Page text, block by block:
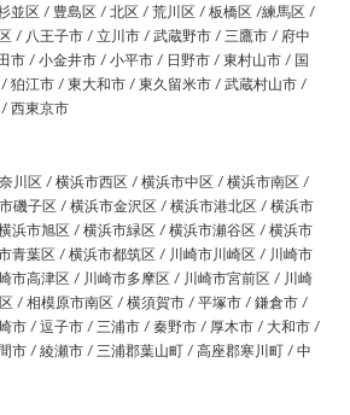
並区 / 豊島区 / 北区 / 荒川区 / 板橋区 /練馬区 /
/ 八王子市 / 立川市 / 武蔵野市 / 三鷹市 / 府中
市 / 小金井市 / 小平市 / 日野市 / 東村山市 / 国
狛江市 / 東大和市 / 東久留米市 / 武蔵村山市 /
西東京市
川区 / 横浜市西区 / 横浜市中区 / 横浜市南区 /
磯子区 / 横浜市金沢区 / 横浜市港北区 / 横浜市
浜市旭区 / 横浜市緑区 / 横浜市瀬谷区 / 横浜市
青葉区 / 横浜市都筑区 / 川崎市川崎区 / 川崎市
市高津区 / 川崎市多摩区 / 川崎市宮前区 / 川崎
/ 相模原市南区 / 横須賀市 / 平塚市 / 鎌倉市 /
市 / 逗子市 / 三浦市 / 秦野市 / 厚木市 / 大和市 /
市 / 綾瀬市 / 三浦郡葉山町 / 高座郡寒川町 / 中